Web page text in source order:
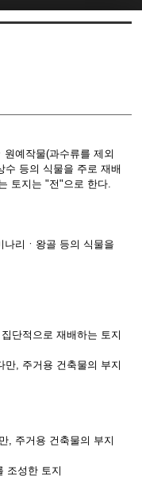
예작물(과수류를 제외
수 등의 식물을 주로 재배
토지는 "전"으로 한다.
나리ㆍ왕골 등의 식물을
단적으로 재배하는 토지
만, 주거용 건축물의 부지
, 주거용 건축물의 부지
조성한 토지
북5